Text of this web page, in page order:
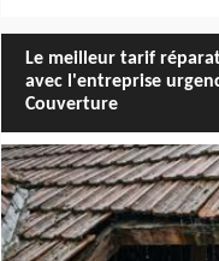
Le meilleur tarif
avec l'entreprise
Couverture